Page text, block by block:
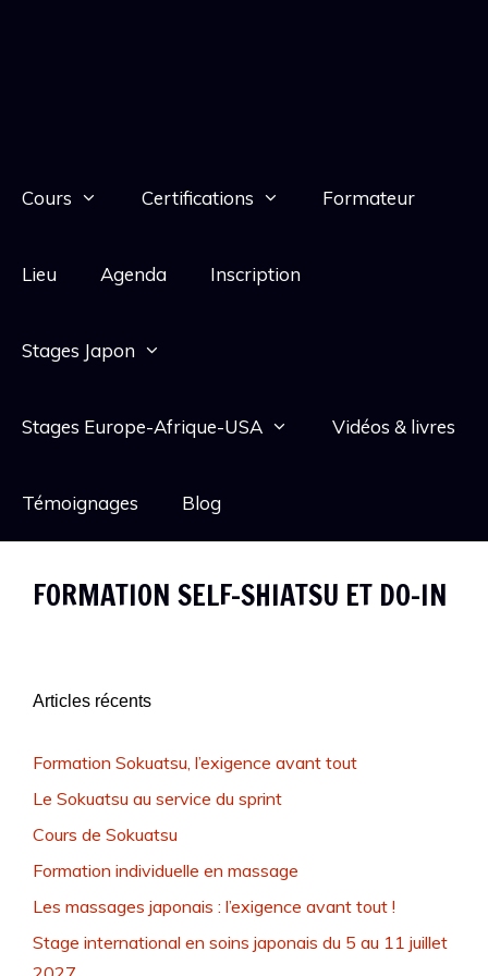
Cours Certifications Formateur
Lieu Agenda Inscription
Stages Japon
Stages Europe-Afrique-USA Vidéos & livres
Témoignages Blog
FORMATION SELF-SHIATSU ET DO-IN
Articles récents
Formation Sokuatsu, l’exigence avant tout
Le Sokuatsu au service du sprint
Cours de Sokuatsu
Formation individuelle en massage
Les massages japonais : l’exigence avant tout !
Stage international en soins japonais du 5 au 11 juillet